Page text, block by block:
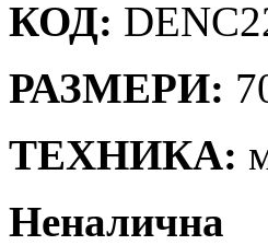
КОД:
РАЗМЕРИ:
ТЕХНИКА:
Неналична